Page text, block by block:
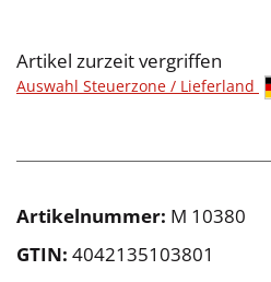
Artikel zurzeit vergriffen
Auswahl Steuerzone / Lieferland
Artikelnummer: M 10380
GTIN: 4042135103801